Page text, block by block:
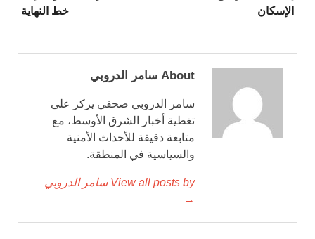
الإسكان
خط النهاية
About سامر الدروبي
سامر الدروبي صحفي يركز على
تغطية أخبار الشرق الأوسط، مع
متابعة دقيقة للأحداث الأمنية
والسياسية في المنطقة.
View all posts by سامر الدروبي
→